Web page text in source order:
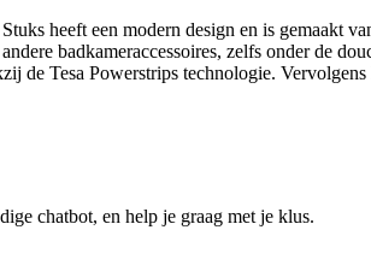
heeft een modern design en is gemaakt
badkameraccessoires, zelfs onder de
de Tesa Powerstrips technologie.
chatbot, en help je graag met je klus.